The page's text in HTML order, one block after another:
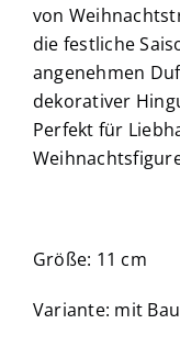
von
die festliche
angenehmen
dekorativer
Perfekt für
Größe: 11 cm
Variante: mit